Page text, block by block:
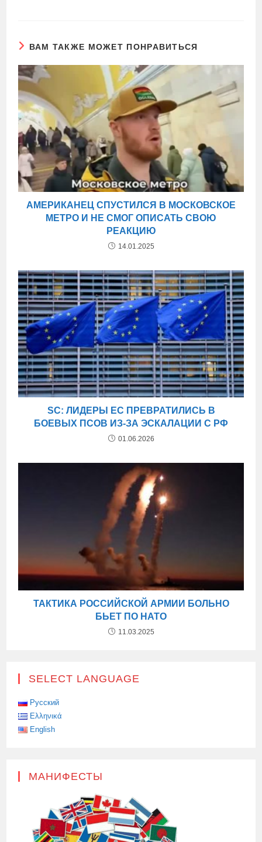
ВАМ ТАКЖЕ МОЖЕТ ПОНРАВИТЬСЯ
АМЕРИКАНЕЦ СПУСТИЛСЯ В МОСКОВСКОЕ
МЕТРО И НЕ СМОГ ОПИСАТЬ СВОЮ
РЕАКЦИЮ
14.01.2025
SC: ЛИДЕРЫ ЕС ПРЕВРАТИЛИСЬ В
БОЕВЫХ ПСОВ ИЗ-ЗА ЭСКАЛАЦИИ С РФ
01.06.2026
ТАКТИКА РОССИЙСКОЙ АРМИИ БОЛЬНО
БЬЕТ ПО НАТО
11.03.2025
SELECT LANGUAGE
Русский
Ελληνικά
English
МАНИФЕСТЫ